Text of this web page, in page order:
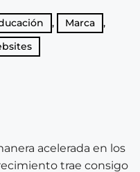
, Marca
,
acelerada en los
trae consigo